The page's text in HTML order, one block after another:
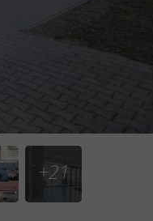
+21